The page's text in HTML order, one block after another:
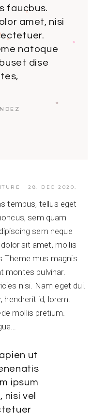
faucbus.
amet, nisi
natoque
dise
28. DEC 2020.
tempus, tellus eget
sem quam
sem neque
sit amet, mollis
Theme mus magnis
montes pulvinar.
nisi. Nam eget dui.
hendrerit id, lorem.
mollis pretium.
ut
ipsum
vel